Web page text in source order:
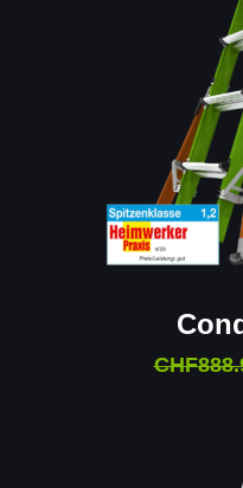
CHF